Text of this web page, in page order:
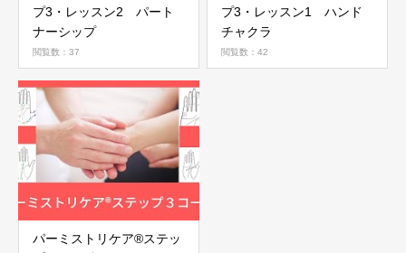
プ3・レッスン2 パート
ナーシップ
閲覧数：37
プ3・レッスン1 ハンド
チャクラ
閲覧数：42
パーミストリケア®︎ステッ